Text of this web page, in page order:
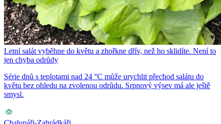
Letní salát vyběhne do květu a zhořkne dřív, než ho sklidíte. Není to
jen chyba odrůdy
Série dnů s teplotami nad 24 °C může urychlit přechod salátu do
květu bez ohledu na zvolenou odrůdu. Srpnový výsev má ale ještě
smysl.